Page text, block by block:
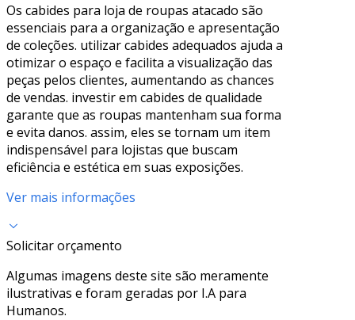
Os cabides para loja de roupas atacado são
essenciais para a organização e apresentação
de coleções. utilizar cabides adequados ajuda a
otimizar o espaço e facilita a visualização das
peças pelos clientes, aumentando as chances
de vendas. investir em cabides de qualidade
garante que as roupas mantenham sua forma
e evita danos. assim, eles se tornam um item
indispensável para lojistas que buscam
eficiência e estética em suas exposições.
Ver mais informações
Solicitar orçamento
Algumas imagens deste site são meramente
ilustrativas e foram geradas por I.A para
Humanos.